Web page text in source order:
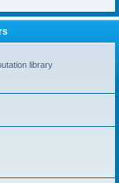
library